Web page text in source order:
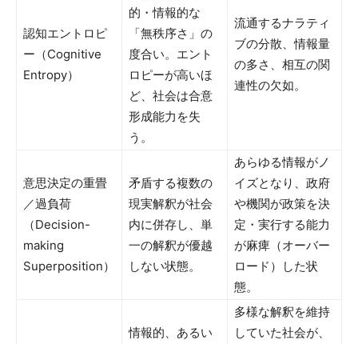
認知エントロピ
ー（Cognitive
Entropy）
的・情報的な
「無秩序さ」の
度合い。エント
ロピーが高いほ
ど、社会は合意
形成能力を失
う。
流通するナラティ
ブの分散、情報量
の多さ、相互の関
連性の欠如。
意思決定の重畳
／過負荷
（Decision-
making
Superposition）
矛盾する複数の
現実解釈が社会
内に併存し、単
一の解釈が優越
しない状態。
あらゆる情報がノ
イズとなり、政府
や機関が政策を決
定・実行する能力
が麻痺（オーバー
ロード）した状
態。
情報的、あるい
多様な解釈を維持
していた社会が、